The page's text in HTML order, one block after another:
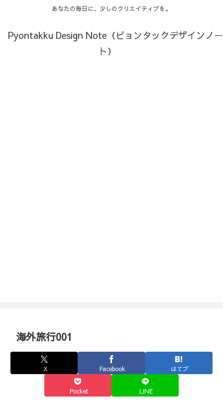
あなたの毎日に、少しのクリエイティブを。
Pyontakku Design Note（ピョンタックデザインノー
ト）
海外旅行001
X Facebook はてブ
Pocket LINE